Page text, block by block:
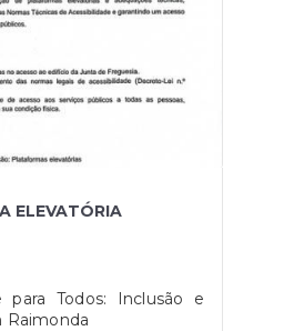
ELEVATÓRIA
para Todos: Inclusão e
Raimonda